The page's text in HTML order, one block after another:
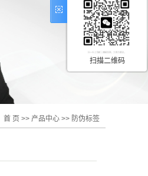
首 页 >> 产品中心 >> 防伪标签
扫描二维码